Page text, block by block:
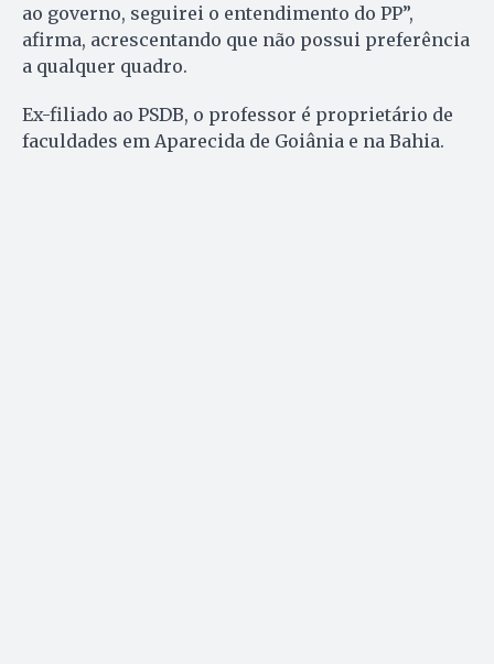
ao governo, seguirei o entendimento do PP”,
afirma, acrescentando que não possui preferência
a qualquer quadro.
Ex-filiado ao PSDB, o professor é proprietário de
faculdades em Aparecida de Goiânia e na Bahia.